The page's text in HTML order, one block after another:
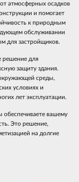
атмосферных осадков
и помогает
к природным
обслуживании
для застройщиков.
решение для
защиту здания.
среды,
условиях и
лет эксплуатации.
обеспечиваете вашему
Это решение,
на долгие